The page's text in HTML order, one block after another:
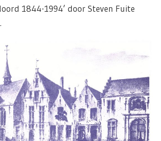
1844-1994’ door Steven Fuite